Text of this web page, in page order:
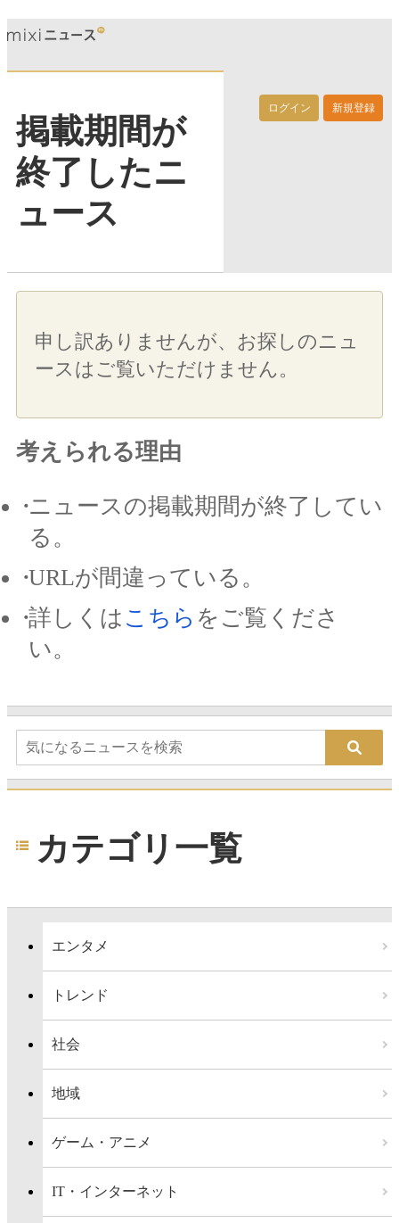
ログイン 新規登録
掲載期間が
終了したニ
ュース
申し訳ありませんが、お探しのニュ
ースはご覧いただけません。
考えられる理由
ニュースの掲載期間が終了してい
る。
URLが間違っている。
詳しくは こちら をご覧くださ
い。
カテゴリ一覧
エンタメ
トレンド
社会
地域
ゲーム・アニメ
IT・インターネット